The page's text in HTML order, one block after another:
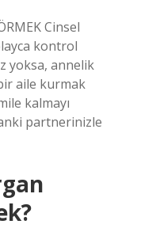
Cinsel
kontrol
yoksa, annelik
aile kurmak
kalmayı
partnerinizle